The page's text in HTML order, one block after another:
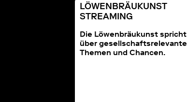
LÖWENBRÄUKUNST
STREAMING
Die Löwenbräukunst spricht
über gesellschaftsrelevante
Themen und Chancen.
LÖWENBRÄUKUNST
STREAMING